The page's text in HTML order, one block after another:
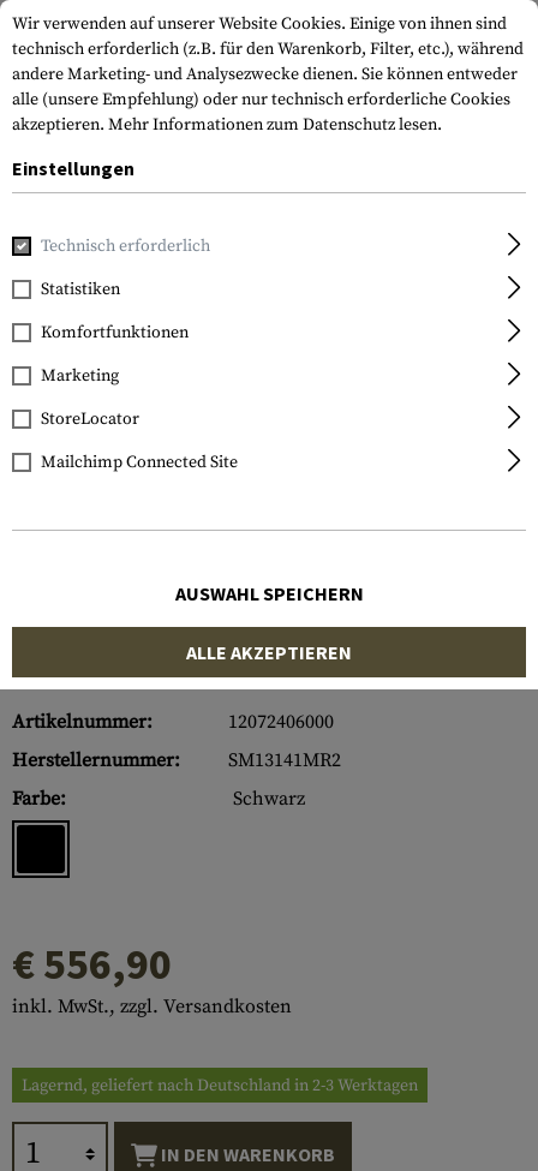
Home Waffenzubehör
Sightmark
Presidio 3-18x50 MR2
FFP Riflescope
Artikelnummer:
12072406000
Herstellernummer:
SM13141MR2
Farbe:
Schwarz
€ 556,90
inkl. MwSt., zzgl. Versandkosten
Lagernd, geliefert nach Deutschland in 2-3 Werktagen
IN DEN WARENKORB
Wir verwenden auf unserer Website Cookies. Einige von ihnen sind
technisch erforderlich (z.B. für den Warenkorb, Filter, etc.), während
andere Marketing- und Analysezwecke dienen. Sie können entweder
alle (unsere Empfehlung) oder nur technisch erforderliche Cookies
akzeptieren. Mehr Informationen zum Datenschutz lesen.
Einstellungen
Technisch erforderlich
Statistiken
Komfortfunktionen
Marketing
StoreLocator
Mailchimp Connected Site
AUSWAHL SPEICHERN
ALLE AKZEPTIEREN